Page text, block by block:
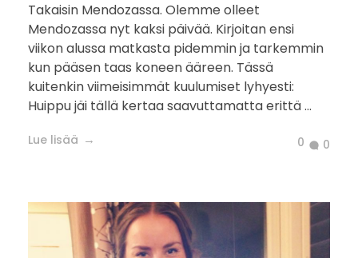
Takaisin Mendozassa. Olemme olleet
Mendozassa nyt kaksi päivää. Kirjoitan ensi
viikon alussa matkasta pidemmin ja tarkemmin
kun pääsen taas koneen ääreen. Tässä
kuitenkin viimeisimmät kuulumiset lyhyesti:
Huippu jäi tällä kertaa saavuttamatta erittä ...
Lue lisää 0 0